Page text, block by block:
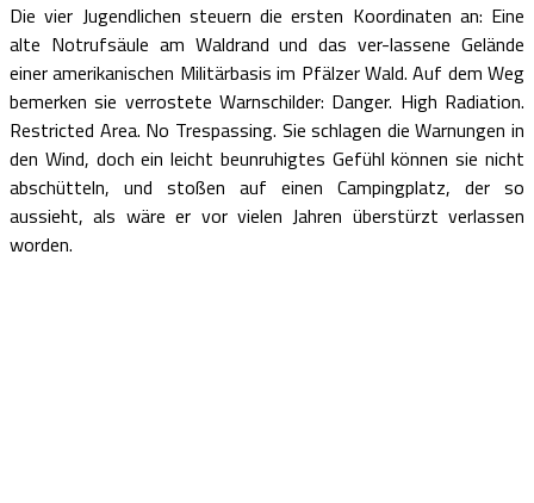
Die vier Jugendlichen steuern die ersten Koordinaten an: Eine
alte Notrufsäule am Waldrand und das ver-lassene Gelände
einer amerikanischen Militärbasis im Pfälzer Wald. Auf dem Weg
bemerken sie verrostete Warnschilder: Danger. High Radiation.
Restricted Area. No Trespassing. Sie schlagen die Warnungen in
den Wind, doch ein leicht beunruhigtes Gefühl können sie nicht
abschütteln, und stoßen auf einen Campingplatz, der so
aussieht, als wäre er vor vielen Jahren überstürzt verlassen
worden.